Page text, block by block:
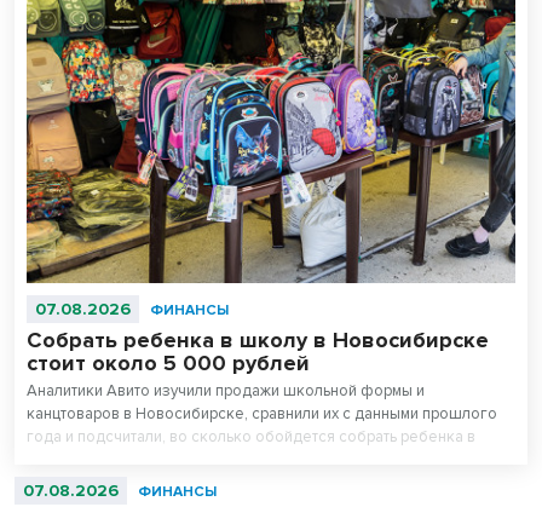
07.08.2026 ФИНАНСЫ
Собрать ребенка в школу в Новосибирске
стоит около 5 000 рублей
Аналитики Авито изучили продажи школьной формы и
канцтоваров в Новосибирске, сравнили их с данными прошлого
года и подсчитали, во сколько обойдется собрать ребенка в
стоит на треть дешевле новой, а канцтовары — в два раза.
07.08.2026 ФИНАНСЫ